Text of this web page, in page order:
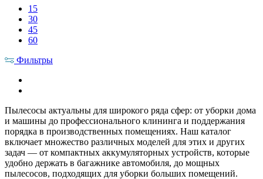
15
30
45
60
Фильтры
Пылесосы актуальны для широкого ряда сфер: от уборки дома
и машины до профессионального клининга и поддержания
порядка в производственных помещениях. Наш каталог
включает множество различных моделей для этих и других
задач — от компактных аккумуляторных устройств, которые
удобно держать в багажнике автомобиля, до мощных
пылесосов, подходящих для уборки больших помещений.